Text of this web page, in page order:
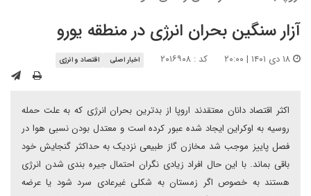
آزار سنگین بحران انرژی در منطقه یورو
کد : ۲۰۱۶۹۰۸ اخبار اصلی اقتصاد و انرژی
اکثر اقتصاد دانان معتقدند اروپا از بدترین بحران انرژی که به علت حمله
روسیه به اوکراین ایجاد شده عبور کرده است و معتدل بودن نسبی هوا در
فصل پاییز موجب شد مخازن گاز طبیعی نزدیک به حداکثر گنجایش خود
باقی بماند. با این حال افراد زیادی نگران احتمال جیره بندی شدن انرژی
هستند به خصوص اگر زمستان به شکلی غیرعادی سرد شود یا عرضه